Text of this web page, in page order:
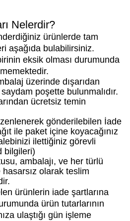
Nelerdir?
ürünlerde tam
aşağıda bulabilirsiniz.
eksik olması durumunda
üzerinde dışarıdan
poşette bulunmalıdır.
ücretsiz temin
gönderilebilen İade
ile paket içine koyacağınız
ilettiğiniz görevli
bilgileri)
ambalajı, ve her türlü
olarak teslim
ürünlerin iade şartlarına
ürün tutarlarının
ulaştığı gün işleme